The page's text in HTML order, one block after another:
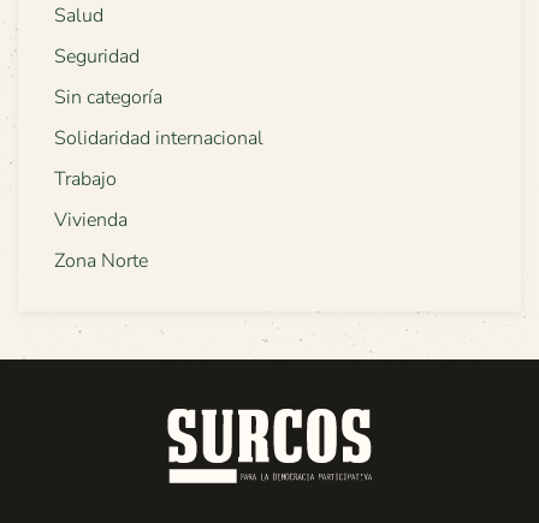
Salud
Seguridad
Sin categoría
Solidaridad internacional
Trabajo
Vivienda
Zona Norte